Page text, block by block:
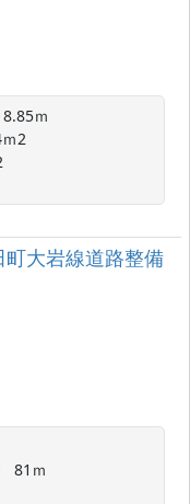
ｍ
2
大岩線道路整備
81ｍ